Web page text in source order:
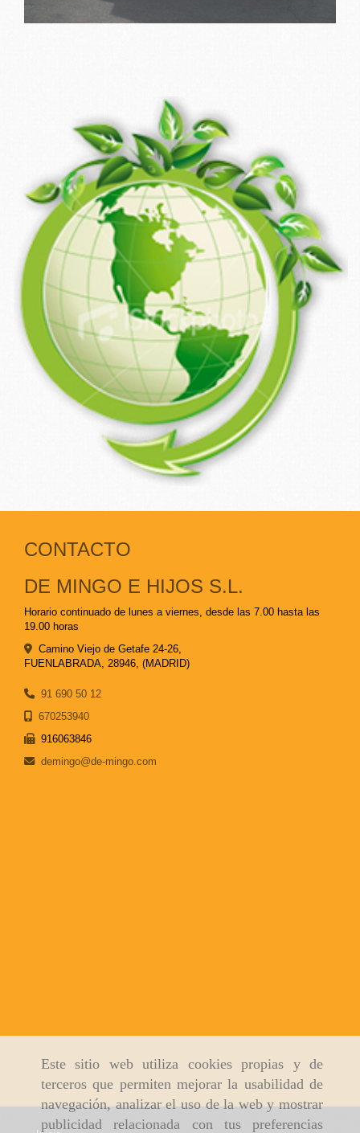
Este sitio web utiliza cookies propias y de
terceros que permiten mejorar la usabilidad de
navegación, analizar el uso de la web y mostrar
publicidad relacionada con tus preferencias
CONTACTO
DE MINGO E HIJOS S.L.
Horario continuado de lunes a viernes, desde las 7.00 hasta las
19.00 horas
Camino Viejo de Getafe 24-26,
FUENLABRADA 28946 (MADRID)
91 690 50 12
670253940
916063846
demingo
de-mingo.com